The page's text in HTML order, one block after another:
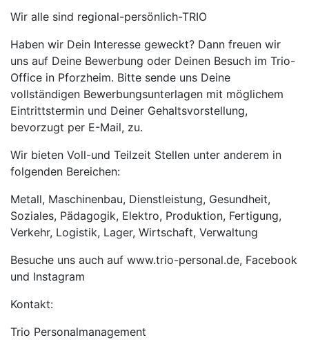
Wir alle sind regional-persönlich-TRIO
Haben wir Dein Interesse geweckt? Dann freuen wir
uns auf Deine Bewerbung oder Deinen Besuch im Trio-
Office in Pforzheim. Bitte sende uns Deine
vollständigen Bewerbungsunterlagen mit möglichem
Eintrittstermin und Deiner Gehaltsvorstellung,
bevorzugt per E-Mail, zu.
Wir bieten Voll-und Teilzeit Stellen unter anderem in
folgenden Bereichen:
Metall, Maschinenbau, Dienstleistung, Gesundheit,
Soziales, Pädagogik, Elektro, Produktion, Fertigung,
Verkehr, Logistik, Lager, Wirtschaft, Verwaltung
Besuche uns auch auf www.trio-personal.de, Facebook
und Instagram
Kontakt:
Trio Personalmanagement